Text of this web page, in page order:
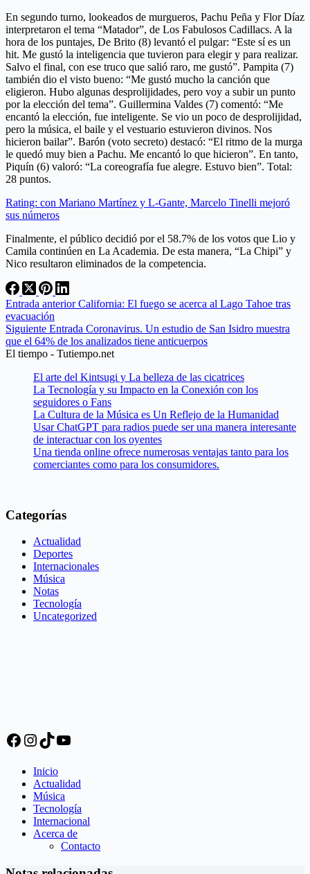
En segundo turno, lookeados de murgueros, Pachu Peña y Flor Díaz
interpretaron el tema “Matador”, de Los Fabulosos Cadillacs. A la
hora de los puntajes, De Brito (8) levantó el pulgar: “Este sí es un
hit. Me gustó la inteligencia que tuvieron para elegir y para realizar.
Salvo el final, con ese truco que salió raro, me gustó”. Pampita (7)
también dio el visto bueno: “Me gustó mucho la canción que
eligieron. Hubo algunas desprolijidades, pero voy a subir un punto
por la elección del tema”. Guillermina Valdes (7) comentó: “Me
encantó la elección, fue inteligente. Se vio un poco de desprolijidad,
pero la música, el baile y el vestuario estuvieron divinos. Nos
hicieron bailar”. Barón (voto secreto) destacó: “El ritmo de la murga
le quedó muy bien a Pachu. Me encantó lo que hicieron”. En tanto,
Piquín (6) valoró: “La coreografía fue alegre. Estuvo bien”. Total:
28 puntos.
Rating: con Mariano Martínez y L-Gante, Marcelo Tinelli mejoró
sus números
Finalmente, el público decidió por el 58.7% de los votos que Lio y
Camila continúen en La Academia. De esta manera, “La Chipi” y
Nico resultaron eliminados de la competencia.
Entrada anteriorCalifornia: El fuego se acerca al Lago Tahoe tras
evacuación
Siguiente Entrada Coronavirus. Un estudio de San Isidro muestra
que el 64% de los analizados tiene anticuerpos
El tiempo - Tutiempo.net
El arte del Kintsugi y La belleza de las cicatrices
La Tecnología y su Impacto en la Conexión con los
seguidores o Fans
La Cultura de la Música es Un Reflejo de la Humanidad
Usar ChatGPT para radios puede ser una manera interesante
de interactuar con los oyentes
Una tienda online ofrece numerosas ventajas tanto para los
comerciantes como para los consumidores.
Categorías
Actualidad
Deportes
Internacionales
Música
Notas
Tecnología
Uncategorized
Facebook
Instagram
TikTok
YouTube
Inicio
Actualidad
Música
Tecnología
Internacional
Acerca de
Contacto